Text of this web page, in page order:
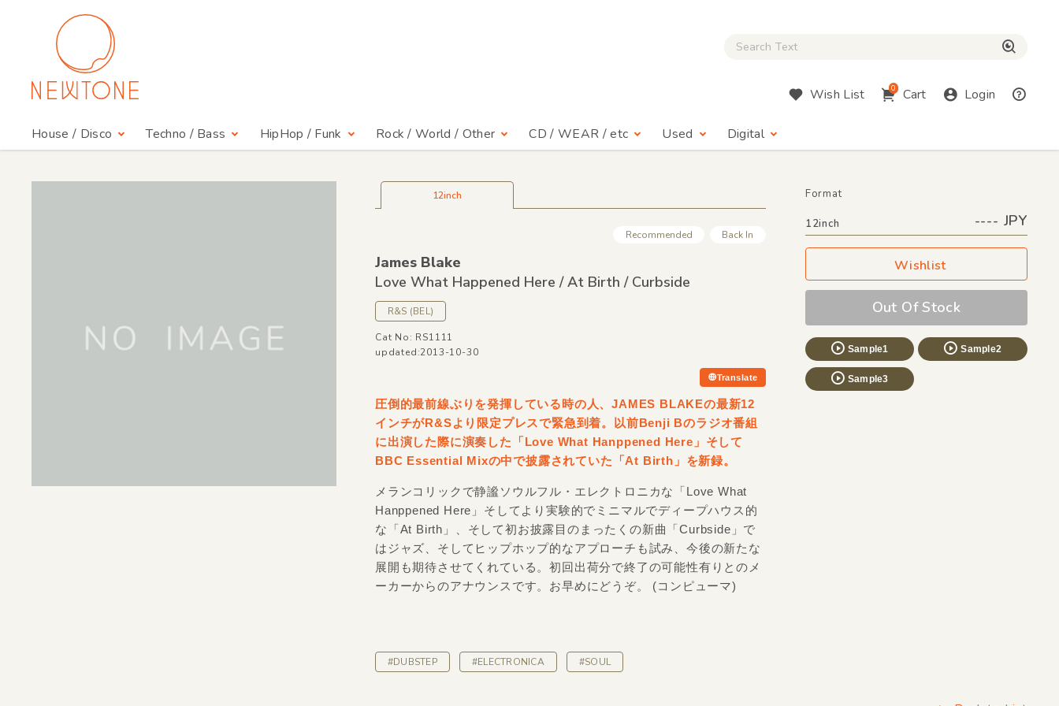
Close Search box
Wish List 0 Cart Login
House / Disco Techno / Bass HipHop / Funk Rock / World / Other CD / WEAR / etc Used Digital
12inch
Recommended Back In
James Blake
Love What Happened Here /At Birth /Curbside
R&S (BEL)
Cat No: RS1111
updated:2013-10-30
Translate
Format
12inch ---- JPY
Wishlist
Out Of Stock
Sample1 Sample2
Sample3
圧倒的最前線ぶりを発揮している時の人、JAMES BLAKEの最新12
インチがR&Sより限定プレスで緊急到着。以前Benji Bのラジオ番組
に出演した際に演奏した「Love What Hanppened Here」そして
BBC Essential Mixの中で披露されていた「At Birth」を新録。
メランコリックで静謐ソウルフル・エレクトロニカな「Love What
Hanppened Here」そしてより実験的でミニマルでディープハウス的
な「At Birth」、そして初お披露目のまったくの新曲「Curbside」で
はジャズ、そしてヒップホップ的なアプローチも試み、今後の新たな
展開も期待させてくれている。初回出荷分で終了の可能性有りとのメ
ーカーからのアナウンスです。お早めにどうぞ。 (コンピューマ)
#DUBSTEP #ELECTRONICA #SOUL